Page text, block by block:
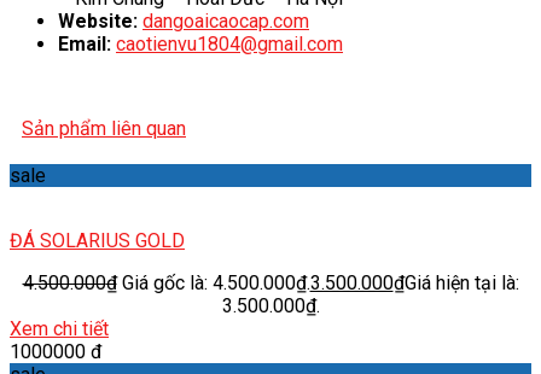
Website: dangoaicaocap.com
Email: caotienvu1804@gmail.com
Sản phẩm liên quan
sale
ĐÁ SOLARIUS GOLD
4.500.000₫ Giá gốc là: 4.500.000₫.3.500.000₫Giá hiện tại là:
3.500.000₫.
Xem chi tiết
1000000 đ